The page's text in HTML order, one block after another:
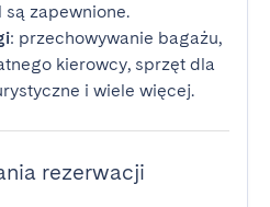
zapewnione.
: przechowywanie bagażu,
kierowcy, sprzęt dla
i wiele więcej.
rezerwacji